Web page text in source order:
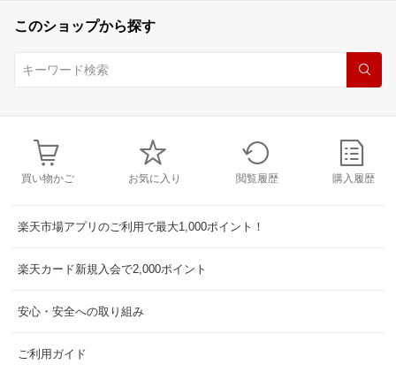
このショップから探す
買い物かご お気に入り 閲覧履歴 購入履歴
楽天市場アプリのご利用で最大1,000ポイント！
楽天カード新規入会で2,000ポイント
安心・安全への取り組み
ご利用ガイド